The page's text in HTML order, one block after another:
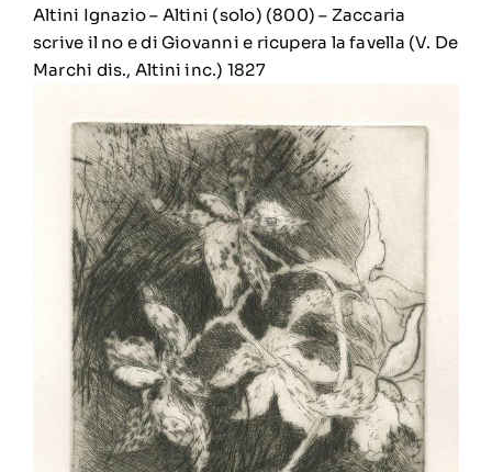
Altini Ignazio – Altini (solo) (800) – Zaccaria
scrive il no e di Giovanni e ricupera la favella (V. De
Marchi dis., Altini inc.) 1827